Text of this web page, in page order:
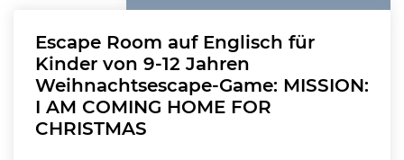
Escape Room auf Englisch für
Kinder von 9-12 Jahren
Weihnachtsescape-Game: MISSION:
I AM COMING HOME FOR
CHRISTMAS